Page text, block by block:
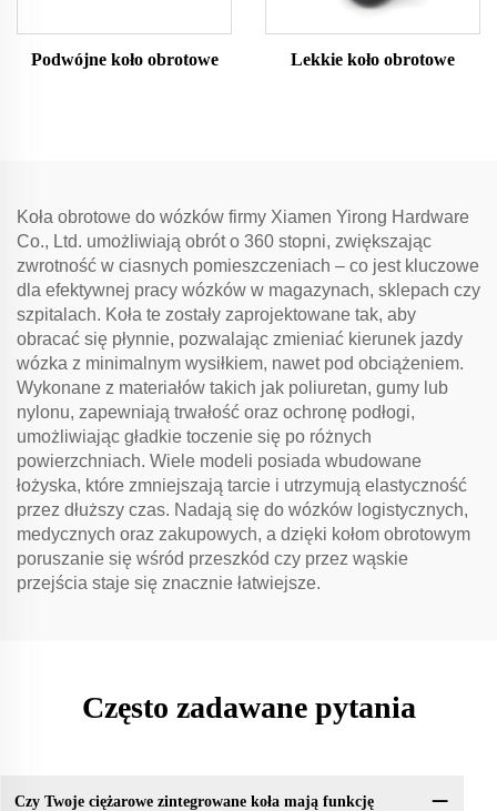
Podwójne koło obrotowe Lekkie koło obrotowe
Koła obrotowe do wózków firmy Xiamen Yirong Hardware
Co., Ltd. umożliwiają obrót o 360 stopni, zwiększając
zwrotność w ciasnych pomieszczeniach – co jest kluczowe
dla efektywnej pracy wózków w magazynach, sklepach czy
szpitalach. Koła te zostały zaprojektowane tak, aby
obracać się płynnie, pozwalając zmieniać kierunek jazdy
wózka z minimalnym wysiłkiem, nawet pod obciążeniem.
Wykonane z materiałów takich jak poliuretan, gumy lub
nylonu, zapewniają trwałość oraz ochronę podłogi,
umożliwiając gładkie toczenie się po różnych
powierzchniach. Wiele modeli posiada wbudowane
łożyska, które zmniejszają tarcie i utrzymują elastyczność
przez dłuższy czas. Nadają się do wózków logistycznych,
medycznych oraz zakupowych, a dzięki kołom obrotowym
poruszanie się wśród przeszkód czy przez wąskie
przejścia staje się znacznie łatwiejsze.
Często zadawane pytania
Czy Twoje ciężarowe zintegrowane koła mają funkcję